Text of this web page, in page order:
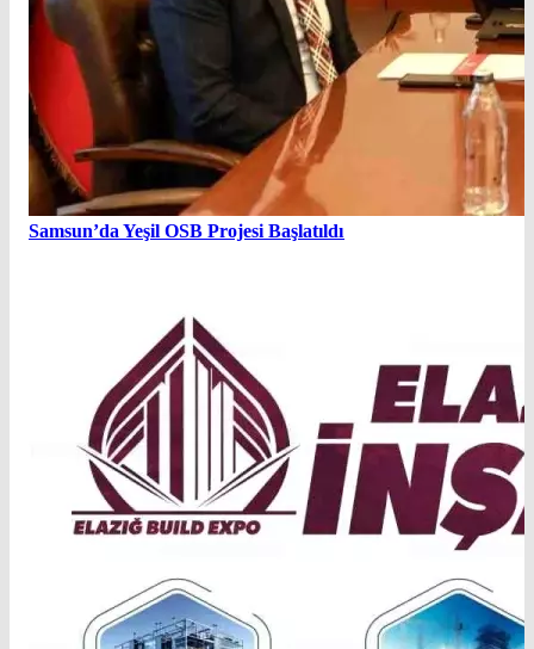
Samsun’da Yeşil OSB Projesi Başlatıldı